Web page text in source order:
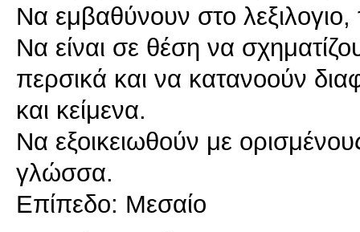
Να εμβαθύνουν στο
Να είναι σε θέση να
περσικά και να κατανοούν
και κείμενα.
Να εξοικειωθούν με
γλώσσα.
Επίπεδο: Μεσαίο